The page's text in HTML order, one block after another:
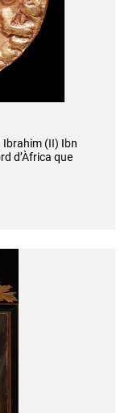
Ibrahim (II) Ibn
d’Àfrica que